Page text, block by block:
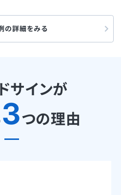
の詳細をみる
サインが
3つの理由